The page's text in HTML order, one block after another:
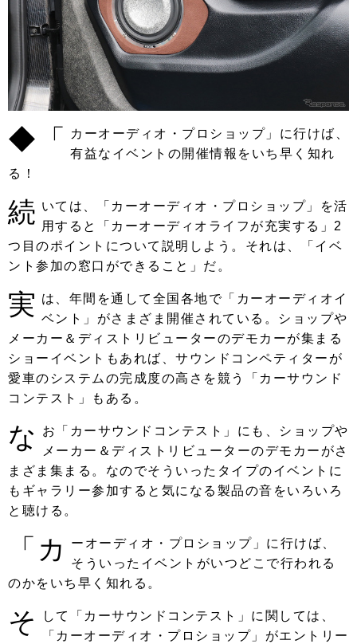
◆「
カーオーディオ・プロショップ」に行けば、
有益なイベントの開催情報をいち早く知れ
る！
続 いては、「カーオーディオ・プロショップ」を活
用すると「カーオーディオライフが充実する」2
つ目のポイントについて説明しよう。それは、「イベ
ント参加の窓口ができること」だ。
実 は、年間を通して全国各地で「カーオーディオイ
ベント」がさまざま開催されている。ショップや
メーカー＆ディストリビューターのデモカーが集まる
ショーイベントもあれば、サウンドコンペティターが
愛車のシステムの完成度の高さを競う「カーサウンド
コンテスト」もある。
な
お「カーサウンドコンテスト」にも、ショップや
メーカー＆ディストリビューターのデモカーがさ
まざま集まる。なのでそういったタイプのイベントに
もギャラリー参加すると気になる製品の音をいろいろ
と聴ける。
「カ
ーオーディオ・プロショップ」に行けば、
そういったイベントがいつどこで行われる
のかをいち早く知れる。
そ
して「カーサウンドコンテスト」に関しては、
「カーオーディオ・プロショップ」がエントリー